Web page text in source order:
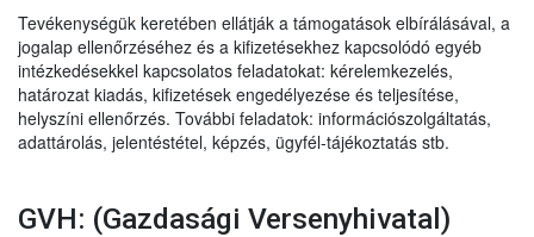
Tevékenységük keretében ellátják a támogatások elbírálásával, a
jogalap ellenőrzéséhez és a kifizetésekhez kapcsolódó egyéb
intézkedésekkel kapcsolatos feladatokat: kérelemkezelés,
határozat kiadás, kifizetések engedélyezése és teljesítése,
helyszíni ellenőrzés. További feladatok: információszolgáltatás,
adattárolás, jelentéstétel, képzés, ügyfél-tájékoztatás stb.
GVH: (Gazdasági Versenyhivatal)